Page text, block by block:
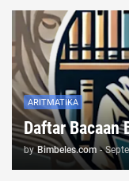
ARITMATIKA
Daftar Bacaan
by Bimbeles.com -